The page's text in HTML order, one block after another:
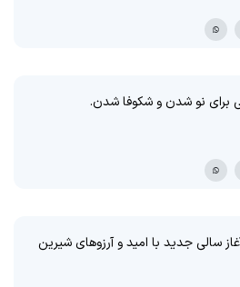
سالی جدید با امید و آرزوهای شیرین